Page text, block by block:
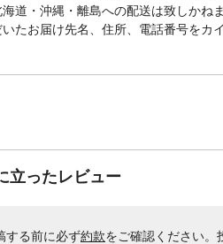
道・沖縄・離島への配送は致しかねま
たお届け先名、住所、電話番号をカ
立ったレビュー
する前に必ず約款をご確認ください。